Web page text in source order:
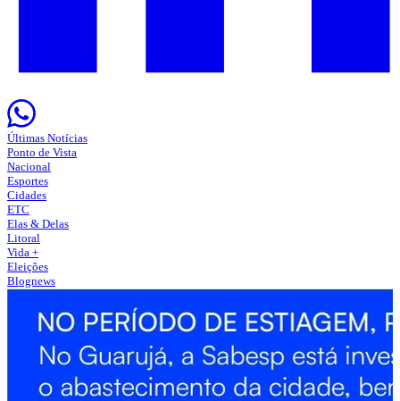
Últimas Notícias
Ponto de Vista
Nacional
Esportes
Cidades
ETC
Elas & Delas
Litoral
Vida +
Eleições
Blognews